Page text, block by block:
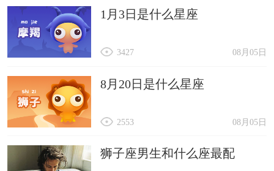
1月3日是什么星座
08月05日
3427
8月20日是什么星座
08月05日
2553
狮子座男生和什么座最配